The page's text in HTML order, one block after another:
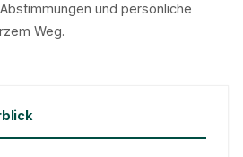
und persönliche
Weg.